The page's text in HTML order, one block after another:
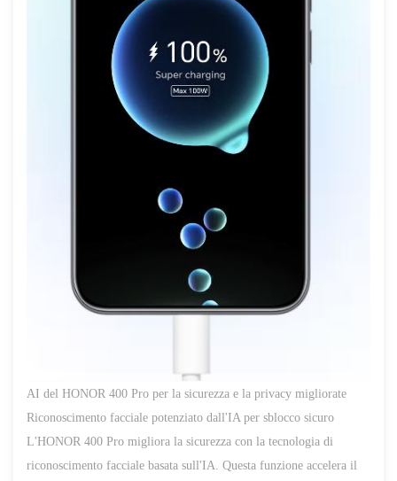
AI del HONOR 400 Pro per la sicurezza e la privacy migliorate
Riconoscimento facciale potenziato dall'IA per sblocco sicuro
L'HONOR 400 Pro migliora la sicurezza con la tecnologia di
riconoscimento facciale basata sull'IA. Questa funzione accelera il